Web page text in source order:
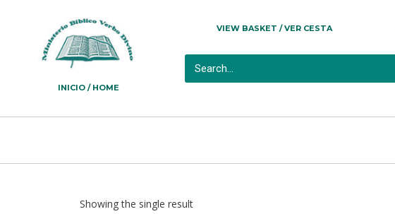
INICIO / HOME
VIEW BASKET / VER CESTA
Showing the single result